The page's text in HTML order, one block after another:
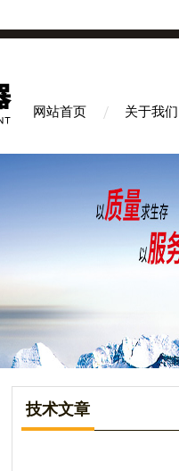
网站首页 关于我们
技术文章